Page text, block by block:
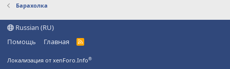
Барахолка
Russian (RU)
Помощь
Главная
R
Локализация от xenForo.Info®